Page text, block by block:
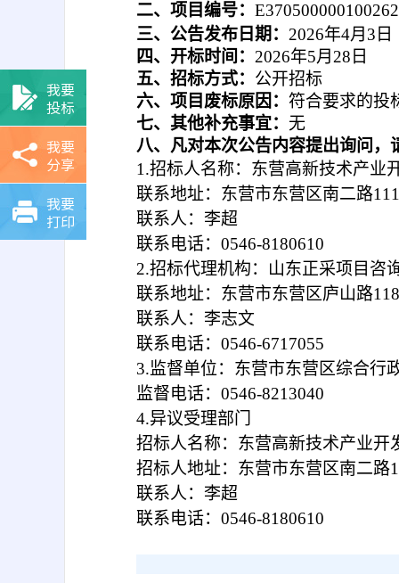
二、项目编号：
三、公告发布日期： 2026年4月 3 日
四、开标时间： 2026年5月 28 日
五、招标方式： 公开招标
六、 项目 废标原因： 符合要求的投
七、 其他补充事宜： 无
八、 凡对本次公告内容提出询问，
1.招标人名称：东营高新技术产业
联系地址：东营市东营区南二路
联系人：李超
联系电话： 0546-8180610
2.招标代理机构：山东正采项目咨
联系地址：东营市东营区庐山路
联系人：李志文
联系电话： 0546-6717055
3.监督单位：东营市东营区综合行
监督电话： 0546-8213040
4.异议受理部门
招标人名称：东营高新技术产业开
招标人地址：东营市东营区南二路
联系人：李超
联系电话： 0546-8180610
我要
投标
我要
分享
我要
打印